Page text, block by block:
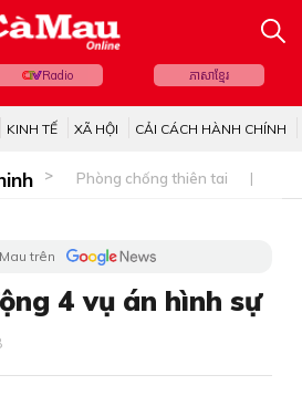
Radio ភាសាខ្មែរ
KINH TẾ XÃ HỘI CẢI CÁCH HÀNH CHÍNH
Phòng chống thiên tai
trên
4 vụ án hình sự